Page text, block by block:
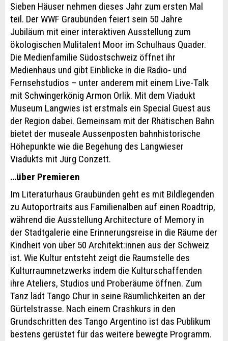
Sieben Häuser nehmen dieses Jahr zum ersten Mal
teil. Der WWF Graubünden feiert sein 50 Jahre
Jubiläum mit einer interaktiven Ausstellung zum
ökologischen Mulitalent Moor im Schulhaus Quader.
Die Medienfamilie Südostschweiz öffnet ihr
Medienhaus und gibt Einblicke in die Radio- und
Fernsehstudios – unter anderem mit einem Live-Talk
mit Schwingerkönig Armon Orlik. Mit dem Viadukt
Museum Langwies ist erstmals ein Special Guest aus
der Region dabei. Gemeinsam mit der Rhätischen Bahn
bietet der museale Aussenposten bahnhistorische
Höhepunkte wie die Begehung des Langwieser
Viadukts mit Jürg Conzett.
…über Premieren
Im Literaturhaus Graubünden geht es mit Bildlegenden
zu Autoportraits aus Familienalben auf einen Roadtrip,
während die Ausstellung Architecture of Memory in
der Stadtgalerie eine Erinnerungsreise in die Räume der
Kindheit von über 50 Architekt:innen aus der Schweiz
ist. Wie Kultur entsteht zeigt die Raumstelle des
Kulturraumnetzwerks indem die Kulturschaffenden
ihre Ateliers, Studios und Proberäume öffnen. Zum
Tanz lädt Tango Chur in seine Räumlichkeiten an der
Gürtelstrasse. Nach einem Crashkurs in den
Grundschritten des Tango Argentino ist das Publikum
bestens gerüstet für das weitere bewegte Programm.